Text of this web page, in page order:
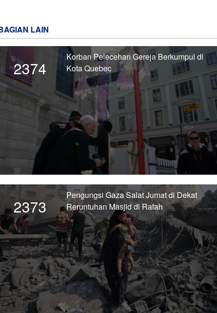
LAIN
2374
Korban Pelecehan Gereja Berkumpul di
Kota Quebec
2373
Pengungsi Gaza Salat Jumat di Dekat
Reruntuhan Masjid di Rafah